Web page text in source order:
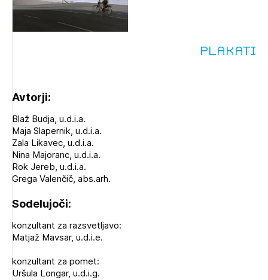
Plakati
Avtorji:
Blaž Budja, u.d.i.a.
Maja Slapernik, u.d.i.a.
Zala Likavec, u.d.i.a.
Nina Majoranc, u.d.i.a.
Rok Jereb, u.d.i.a.
Grega Valenčič, abs.arh.
Sodelujoči:
konzultant za razsvetljavo:
Matjaž Mavsar, u.d.i.e.
konzultant za pomet:
Uršula Longar, u.d.i.g.